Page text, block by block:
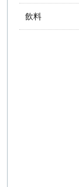
飲料